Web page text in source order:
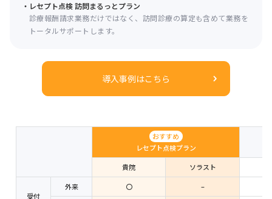
レセプト点検 訪問まるっとプラン
診療報酬請求業務だけではなく、訪問診療の算定も含めて業務を
トータルサポートします。
導入事例はこちら
おすすめ
レセプト点検プラン
貴院
ソラスト
受付
外来 〇
–